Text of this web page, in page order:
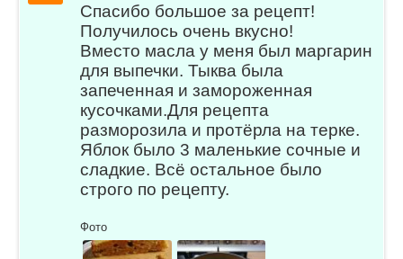
Спасибо большое за рецепт!
Получилось очень вкусно!
Вместо масла у меня был маргарин
для выпечки. Тыква была
запеченная и замороженная
кусочками.Для рецепта
разморозила и протёрла на терке.
Яблок было 3 маленькие сочные и
сладкие. Всё остальное было
строго по рецепту.
Фото